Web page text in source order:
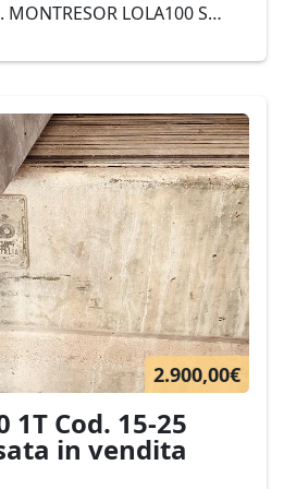
LOLA100 S
2.900,00€
1T Cod. 15-25
in vendita